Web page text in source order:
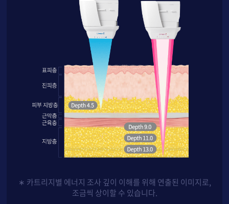
∗ 카트리지별 에너지 조사 깊이 이해를 위해 연출된 이미지로,
조금씩 상이할 수 있습니다.